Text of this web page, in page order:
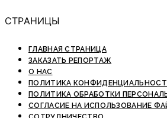
СТРАНИЦЫ
ГЛАВНАЯ СТРАНИЦА
ЗАКАЗАТЬ РЕПОРТАЖ
О НАС
ПОЛИТИКА
ПОЛИТИКА ОБРАБОТКИ
СОГЛАСИЕ НА ИСПОЛЬЗОВАНИЕ